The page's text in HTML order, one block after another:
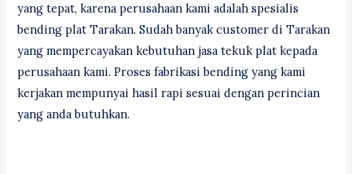
yang tepat, karena perusahaan kami adalah spesialis
bending plat Tarakan. Sudah banyak customer di Tarakan
yang mempercayakan kebutuhan jasa tekuk plat kepada
perusahaan kami. Proses fabrikasi bending yang kami
kerjakan mempunyai hasil rapi sesuai dengan perincian
yang anda butuhkan.